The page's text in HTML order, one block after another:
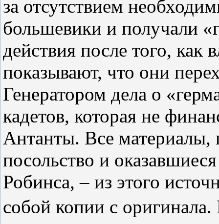
за отсутствием
большевики и получали
действия после того, как
показывают, что они
Генератором дела о
кадетов, которая не
Антанты. Все материалы,
посольство и
Робинса, – из этого
собой копии с